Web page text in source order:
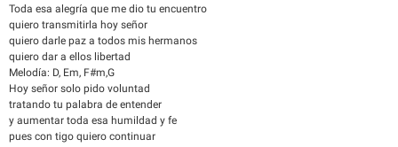
Toda esa alegría que me dio tu encuentro
quiero transmitirla hoy señor
quiero darle paz a todos mis hermanos
quiero dar a ellos libertad
Melodía: D, Em, F#m,G
Hoy señor solo pido voluntad
tratando tu palabra de entender
y aumentar toda esa humildad y fe
pues con tigo quiero continuar